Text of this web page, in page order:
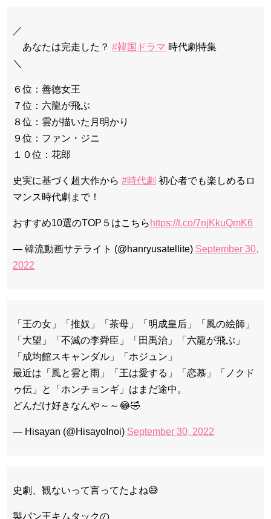
／
あなたは完走した？ #韓国ドラマ 時代劇特集
＼
６位：善徳女王
７位：六龍が飛ぶ
８位：雲が描いた月明かり
９位：ファン・ジニ
１０位：花郎
史実に基づく超大作から #時代劇 初心者でも楽しめるロ
マンス時代劇まで！
おすすめ10選のTOP５はこちら https://t.co/7njKkuQmK6
— 韓流動画サテライト (@hanryusatellite) September 30,
2022
「王の女」「推奴」「茶母」「明成皇后」「風の絵師」
「大望」「不滅の李舜臣」「田禹治」「六龍が飛ぶ」
「成均館スキャンダル」「ホジュン」
最近は「風と雲と雨」「王は愛する」「恋慕」「ノクド
ゥ伝」と「ホンチョンギ」はまだ途中。
どんだけ好きなんや～～😂🤣
— Hisayan (@HisayoInoi) September 30, 2022
史劇、観ないって言ってたよね😅
製パン王キムタックの